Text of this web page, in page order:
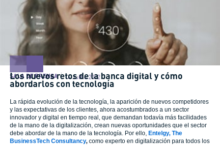
SALA DE PRENSA 14 Julho 2022
Los nuevos retos de la banca digital y cómo
abordarlos con tecnología
La rápida evolución de la tecnología, la aparición de nuevos competidores
y las expectativas de los clientes, ahora acostumbrados a un sector
innovador y digital en tiempo real, que demandan todavía más facilidades
de la mano de la digitalización, crean nuevas oportunidades que el sector
debe abordar de la mano de la tecnología. Por ello, Entelgy, The
BusinessTech Consultancy, como experto en digitalización para todos los